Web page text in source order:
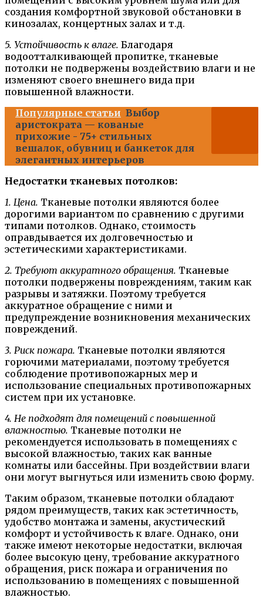
создания комфортной звуковой обстановки в
кинозалах, концертных залах и т.д.
5. Устойчивость к влаге. Благодаря
водоотталкивающей пропитке, тканевые
потолки не подвержены воздействию влаги и не
изменяют своего внешнего вида при
повышенной влажности.
Популярные статьи Выбор
аристократа — кованые
прихожие - 75+ стильных
вешалок, обувниц и банкеток для
элегантных интерьеров
Недостатки тканевых потолков:
1. Цена. Тканевые потолки являются более
дорогими вариантом по сравнению с другими
типами потолков. Однако, стоимость
оправдывается их долговечностью и
эстетическими характеристиками.
2. Требуют аккуратного обращения. Тканевые
потолки подвержены повреждениям, таким как
разрывы и затяжки. Поэтому требуется
аккуратное обращение с ними и
предупреждение возникновения механических
повреждений.
3. Риск пожара. Тканевые потолки являются
горючими материалами, поэтому требуется
соблюдение противопожарных мер и
использование специальных противопожарных
систем при их установке.
4. Не подходят для помещений с повышенной
влажностью. Тканевые потолки не
рекомендуется использовать в помещениях с
высокой влажностью, таких как ванные
комнаты или бассейны. При воздействии влаги
они могут выгнуться или изменить свою форму.
Таким образом, тканевые потолки обладают
рядом преимуществ, таких как эстетичность,
удобство монтажа и замены, акустический
комфорт и устойчивость к влаге. Однако, они
также имеют некоторые недостатки, включая
более высокую цену, требование аккуратного
обращения, риск пожара и ограничения по
использованию в помещениях с повышенной
влажностью.